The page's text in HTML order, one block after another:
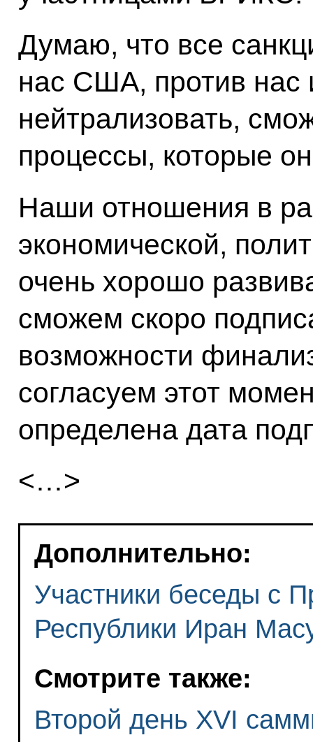
Думаю, что все
нас США, против
нейтрализовать,
процессы, которые
Наши отношения в
экономической,
очень хорошо
сможем скоро
возможности
согласуем этот
определена дата
<…>
Дополнительно:
Участники беседы с
Республики Иран
Смотрите также:
Второй день XVI